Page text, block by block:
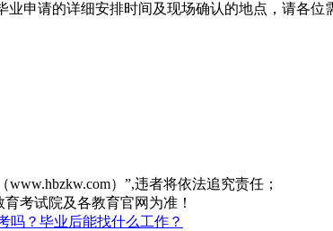
申请的详细安排时间及现场确认的地点，请各
）”,违者将依法追究责任；
考试院及各教育官网为准！
吗？毕业后能找什么工作？